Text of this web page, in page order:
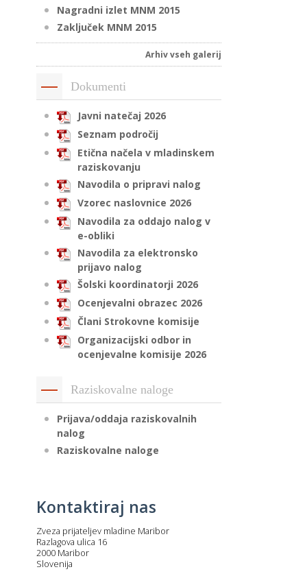
Nagradni izlet MNM 2015
Zaključek MNM 2015
Arhiv vseh galerij
Dokumenti
Javni natečaj 2026
Seznam področij
Etična načela v mladinskem
raziskovanju
Navodila o pripravi nalog
Vzorec naslovnice 2026
Navodila za oddajo nalog v
e-obliki
Navodila za elektronsko
prijavo nalog
Šolski koordinatorji 2026
Ocenjevalni obrazec 2026
Člani Strokovne komisije
Organizacijski odbor in
ocenjevalne komisije 2026
Raziskovalne naloge
Prijava/oddaja raziskovalnih
nalog
Raziskovalne naloge
Kontaktiraj nas
Zveza prijateljev mladine Maribor
Razlagova ulica 16
2000 Maribor
Slovenija